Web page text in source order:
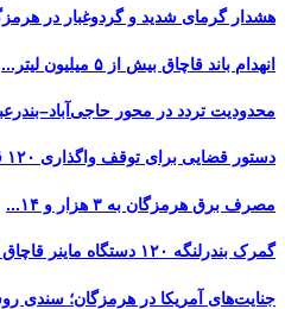
هشدار گرمای شدید و گردوغبار در
انهدام باند قاچاق بیش از ۵ میلیون لیتر...
محدودیت تردد در محور
دستور قضایی برای توقف واگذاری ۱۲۰ قطعه زمین...
مصرف برق هرمزگان به ۳ هزار و ۱۴...
گمرک بندرلنگه ۱۲۰ دستگاه ماینر قاچاق را کشف...
جنایت‌های آمریکا در هرمزگان؛ سندی